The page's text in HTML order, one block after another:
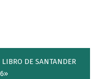
DE SANTANDER